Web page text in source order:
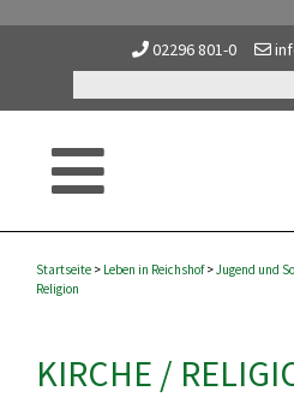
02296 801-0
Startseite > Leben in Reichshof>Jugend und
Religion
KIRCHE /